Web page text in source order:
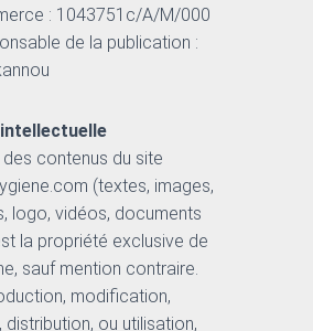
: 1043751c/A/M/000
de la publication :
des contenus du site
(textes, images,
logo, vidéos, documents
la propriété exclusive de
sauf mention contraire.
modification,
distribution, ou utilisation,